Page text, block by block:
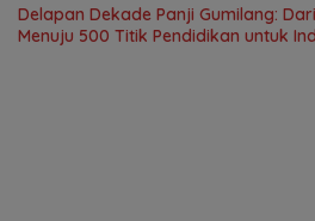
Delapan Dekade Panji Gumilang:
Menuju 500 Titik Pendidikan untuk